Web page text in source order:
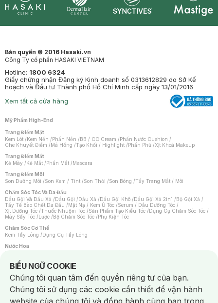
Bản quyền © 2016 Hasaki.vn
Công Ty cổ phần HASAKI VIETNAM
Hotline: 1800 6324
Giấy chứng nhận Đăng ký Kinh doanh số 0313612829 do Sở Kế
hoạch và Đầu tư Thành phố Hồ Chí Minh cấp ngày 13/01/2016
Xem tất cả cửa hàng
Mỹ Phẩm High-End
Trang Điểm Mặt
Kem Lót /Kem Nền /Phấn Nền /BB / CC Cream /Phấn Nước Cushion /
Che Khuyết Điểm /Má Hồng /Tạo Khối / Highlight /Phấn Phủ /Xịt Khoá Makeup
Trang Điểm Mắt
Kẻ Mày /Kẻ Mắt /Phấn Mắt /Mascara
Trang Điểm Môi
Son Dưỡng Môi /Son Kem / Tint /Son Thỏi /Son Bóng /Tẩy Trang Mắt / Môi
Chăm Sóc Tóc Và Da Đầu
Dầu Gội Và Dầu Xả /Dầu Gội /Dầu Xả /Dầu Gội Khô /Dầu Gội Xả 2in1 /Bộ Gội Xả /
Tẩy Tế Bào Chết Da Đầu /Mặt Nạ / Kem Ủ Tóc /Serum / Dầu Dưỡng Tóc /
Xịt Dưỡng Tóc /Thuốc Nhuộm Tóc /Sản Phẩm Tạo Kiểu Tóc /Dụng Cụ Chăm Sóc Tóc /
Máy Sấy Tóc /Lược /Bộ Chăm Sóc Tóc /Phụ Kiện Tóc
Chăm Sóc Cơ Thể
Kem Tẩy Lông /Dụng Cụ Tẩy Lông
Nước Hoa
Nước Hoa Nữ
Chăm Sóc Cá Nhân
Chống Muỗi /Khẩu Trang /Máy Massage/Mặt Nạ Xông Hơi /Nước Rửa Tay/
Sản Phẩm Chăm Sóc Khác /Bàn Chải Đánh Răng /Bàn Chải Điện/
Hỗ Trợ Trắng Răng/Kem Đánh Răng /Máy Tăm Nước/ Nước Súc Miệng/
Tăm / Chỉ Nha Khoa/ Xịt Thơm Miệng / Dung Dịch Vệ Sinh/Dưỡng Vùng Kín/
Khăn Ướt Vệ Sinh Vùng Kín/Băng Vệ Sinh/Tampon/Bọt Cạo Râu /Dao Cạo Râu/
BIỂU NGỮ COOKIE
Notice about cookies usage
Chúng tôi quan tâm đến quyền riêng tư của bạn.
Chúng tôi sử dụng các cookie cần thiết để vận hành
website của chúng tôi và đồng hành cùng bạn trong